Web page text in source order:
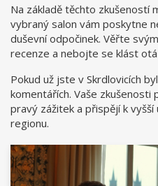
Na základě těchto zkušeností
vybraný salon vám poskytne
duševní odpočinek. Věřte
recenze a nebojte se klást
Pokud už jste v Skrdlovicích
komentářích. Vaše
pravý zážitek a přispějí k vyšší
regionu.